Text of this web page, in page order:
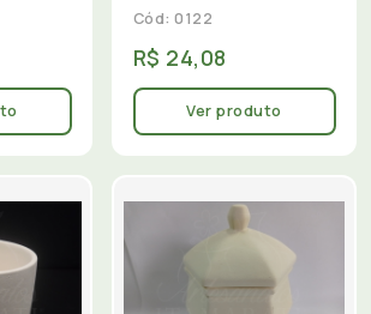
Cód: 0122
R$ 24,08
Ver produto